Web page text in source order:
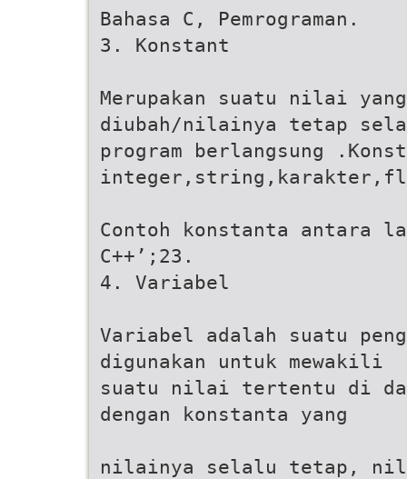
Bahasa C, Pemrograman.
3. Konstant
Merupakan suatu nilai
diubah/nilainya tetap
program berlangsung
Contoh konstanta antara
C++’;23.
4. Variabel
Variabel adalah suatu
digunakan untuk mewakili
suatu nilai tertentu di
dengan konstanta yang
nilainya selalu tetap,